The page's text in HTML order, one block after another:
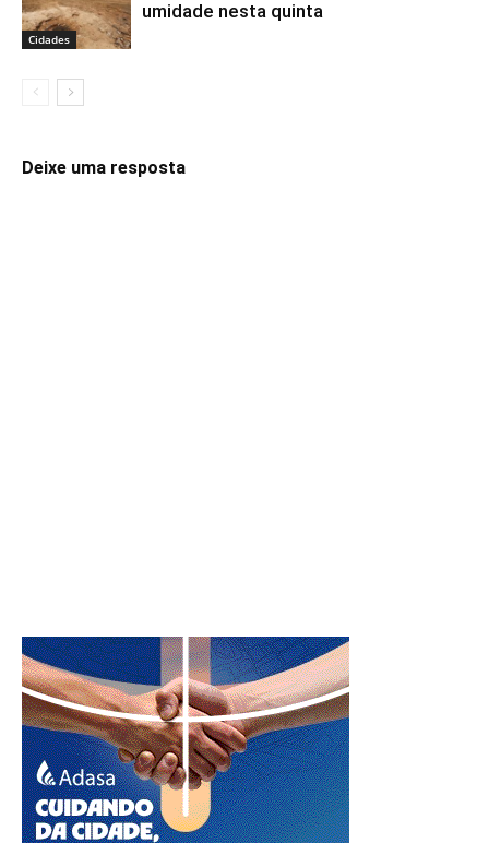
Cidades
umidade nesta quinta
Deixe uma resposta